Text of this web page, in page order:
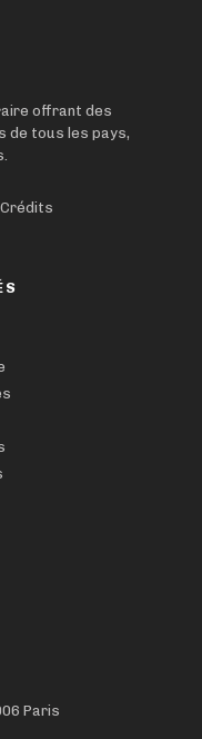
offrant des
de tous les pays,
Crédits
Paris